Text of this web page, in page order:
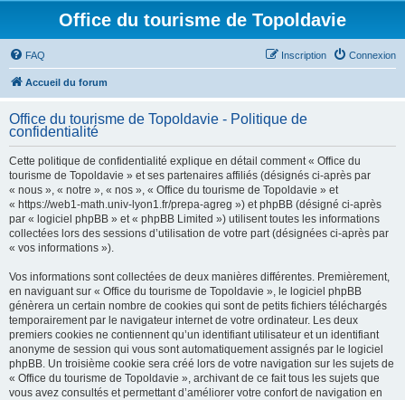
Office du tourisme de Topoldavie
FAQ Connexion
Inscription
Accueil du forum
Office du tourisme de Topoldavie - Politique de
confidentialité
Cette politique de confidentialité explique en détail comment « Office du
tourisme de Topoldavie » et ses partenaires affiliés (désignés ci-après par
« nous », « notre », « nos », « Office du tourisme de Topoldavie » et
« https://web1-math.univ-lyon1.fr/prepa-agreg ») et phpBB (désigné ci-après
par « logiciel phpBB » et « phpBB Limited ») utilisent toutes les informations
collectées lors des sessions d’utilisation de votre part (désignées ci-après par
« vos informations »).
Vos informations sont collectées de deux manières différentes. Premièrement,
en naviguant sur « Office du tourisme de Topoldavie », le logiciel phpBB
génèrera un certain nombre de cookies qui sont de petits fichiers téléchargés
temporairement par le navigateur internet de votre ordinateur. Les deux
premiers cookies ne contiennent qu’un identifiant utilisateur et un identifiant
anonyme de session qui vous sont automatiquement assignés par le logiciel
phpBB. Un troisième cookie sera créé lors de votre navigation sur les sujets de
« Office du tourisme de Topoldavie », archivant de ce fait tous les sujets que
vous avez consultés et permettant d’améliorer votre confort de navigation en